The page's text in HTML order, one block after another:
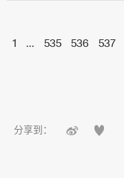
1 ... 535 536 537
分享到：  